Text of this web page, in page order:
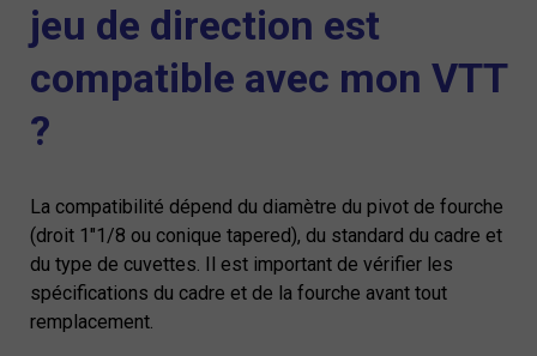
jeu de direction est
compatible avec mon VTT
?
La compatibilité dépend du diamètre du pivot de fourche
(droit 1"1/8 ou conique tapered), du standard du cadre et
du type de cuvettes. Il est important de vérifier les
spécifications du cadre et de la fourche avant tout
remplacement.